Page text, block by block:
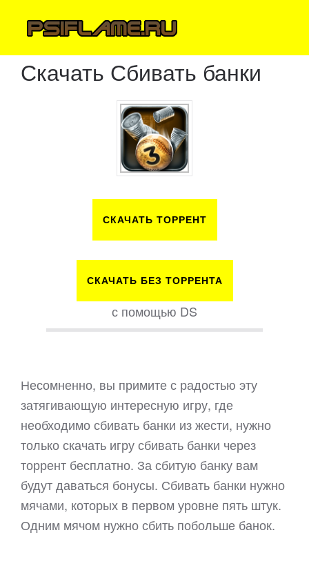
Скачать Сбивать банки
СКАЧАТЬ ТОРРЕНТ
СКАЧАТЬ БЕЗ ТОРРЕНТА
с помощью DS
Несомненно, вы примите с радостью эту
затягивающую интересную игру, где
необходимо сбивать банки из жести, нужно
только скачать игру сбивать банки через
торрент бесплатно. За сбитую банку вам
будут даваться бонусы. Сбивать банки нужно
мячами, которых в первом уровне пять штук.
Одним мячом нужно сбить побольше банок.